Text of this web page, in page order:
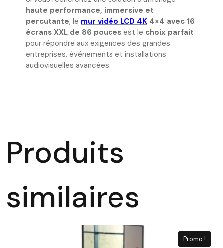
haute performance, immersive et
percutante, le mur vidéo LCD 4K 4×4 avec 16
écrans XXL de 86 pouces est le choix parfait
pour répondre aux exigences des grandes
entreprises, événements et installations
audiovisuelles avancées.
Produits
similaires
Promo !